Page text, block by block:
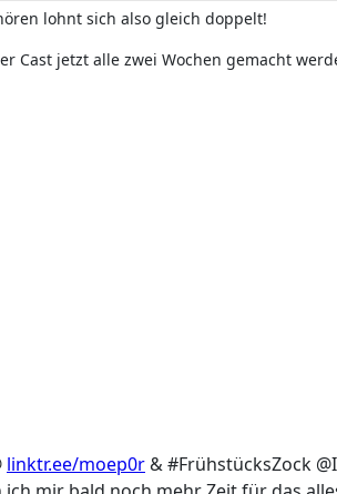
lohnt sich also gleich doppelt!
Cast jetzt alle zwei Wochen gemacht
linktr.ee/moep0r& #FrühstücksZock